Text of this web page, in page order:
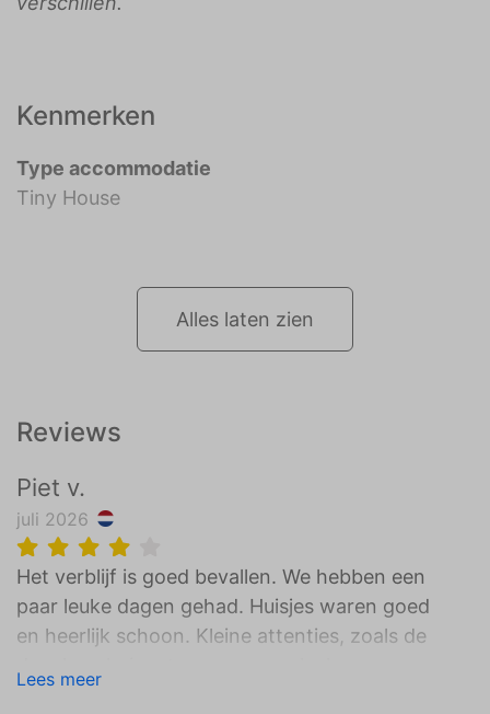
Kenmerken
Type accommodatie
Tiny House
Alles laten zien
Reviews
Piet v.
juli 2026
Het verblijf is goed bevallen. We hebben een
paar leuke dagen gehad. Huisjes waren goed
en heerlijk schoon. Kleine attenties, zoals de
Lees meer